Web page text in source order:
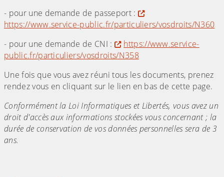
- pour une demande de passeport :
https://www.service-public.fr/particuliers/vosdroits/N360
- pour une demande de CNI :
https://www.service-
public.fr/particuliers/vosdroits/N358
Une fois que vous avez réuni tous les documents, prenez
rendez vous en cliquant sur le lien en bas de cette page.
Conformément la Loi Informatiques et Libertés, vous avez un
droit d'accès aux informations stockées vous concernant ; la
durée de conservation de vos données personnelles sera de 3
ans.